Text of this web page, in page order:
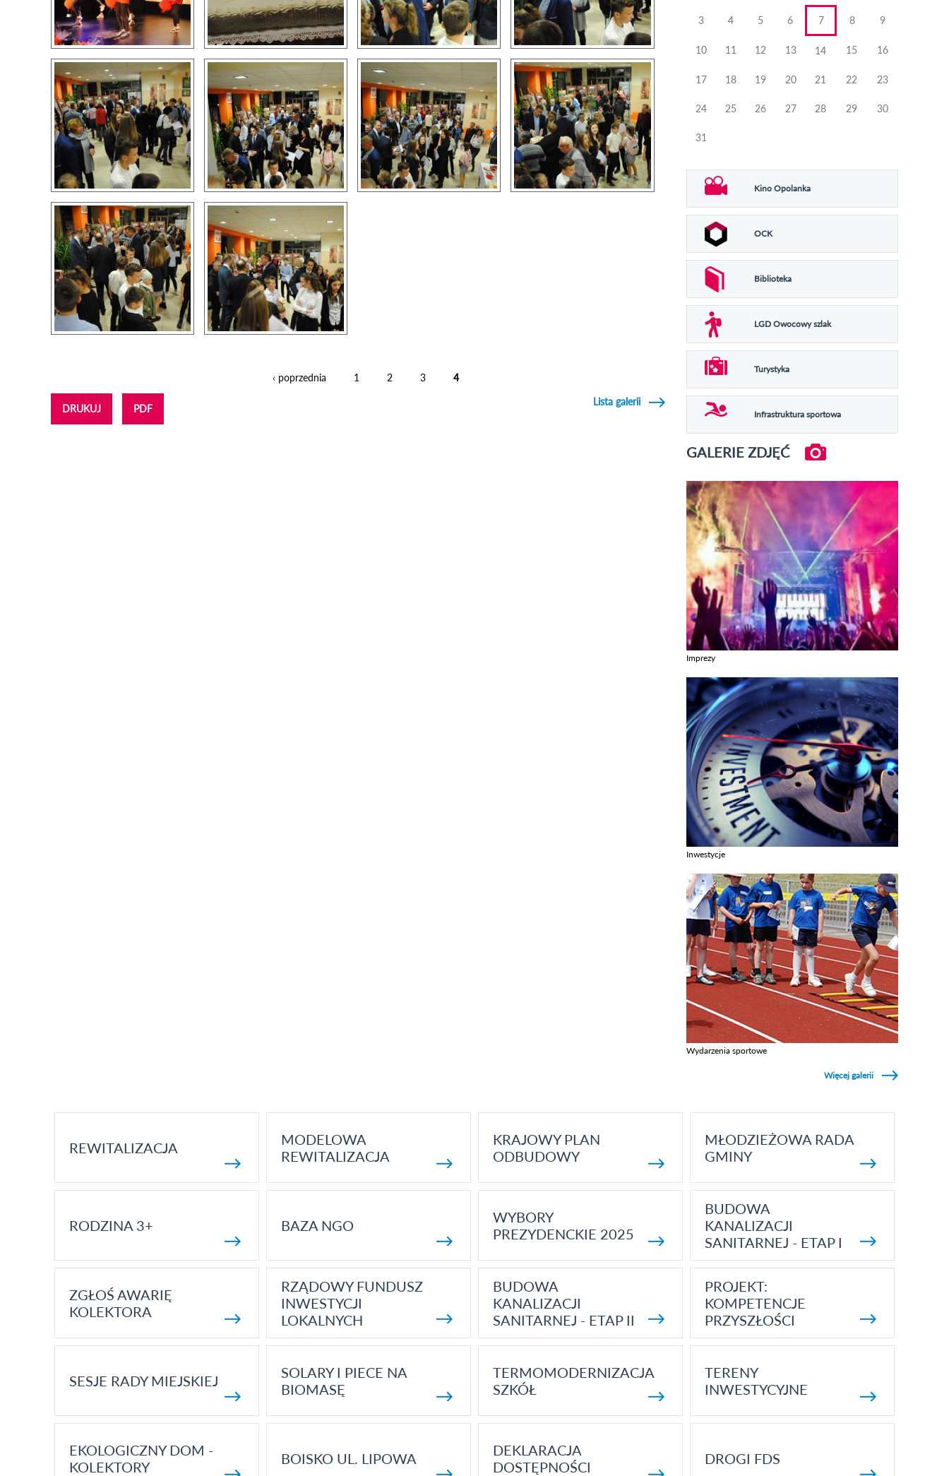
Strony
‹ poprzednia 1 2 3 4
DRUKUJ PDF
Lista galerii
3 4 5 6 7 8 9
10 11 12 13 14 15 16
17 18 19 20 21 22 23
24 25 26 27 28 29 30
31
Kino Opolanka
OCK
Biblioteka
LGD Owocowy szlak
Turystyka
Infrastruktura sportowa
GALERIE ZDJĘĆ
Imprezy
Inwestycje
Wydarzenia sportowe
Więcej galerii
REWITALIZACJA
MODELOWA
REWITALIZACJA
KRAJOWY PLAN
ODBUDOWY
MŁODZIEŻOWA RADA
GMINY
RODZINA 3+ BAZA NGO
WYBORY
PREZYDENCKIE 2025
BUDOWA
KANALIZACJI
SANITARNEJ - ETAP I
ZGŁOŚ AWARIĘ
KOLEKTORA
RZĄDOWY FUNDUSZ
INWESTYCJI
LOKALNYCH
BUDOWA
KANALIZACJI
SANITARNEJ - ETAP II
PROJEKT:
KOMPETENCJE
PRZYSZŁOŚCI
SESJE RADY MIEJSKIEJ
SOLARY I PIECE NA
BIOMASĘ
TERMOMODERNIZACJA
SZKÓŁ
TERENY
INWESTYCYJNE
EKOLOGICZNY DOM -
KOLEKTORY
BOISKO UL. LIPOWA
DEKLARACJA
DOSTĘPNOŚCI
DROGI FDS